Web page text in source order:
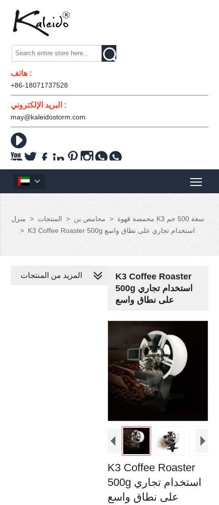

هاتف :
+86-18071737528
البريد الإلكتروني :
may@kaleidostorm.com

     

منزل > المنتجات > محامص بن >
محمصة قهوة K3 سعة 500 جم
>
K3 Coffee Roaster 500g استخدام تجاري على نطاق واسع
K3 Coffee Roaster
500g استخدام تجاري
على نطاق واسع
K3 Coffee Roaster
500g استخدام تجاري
على نطاق واسع
المزيد من المنتجات